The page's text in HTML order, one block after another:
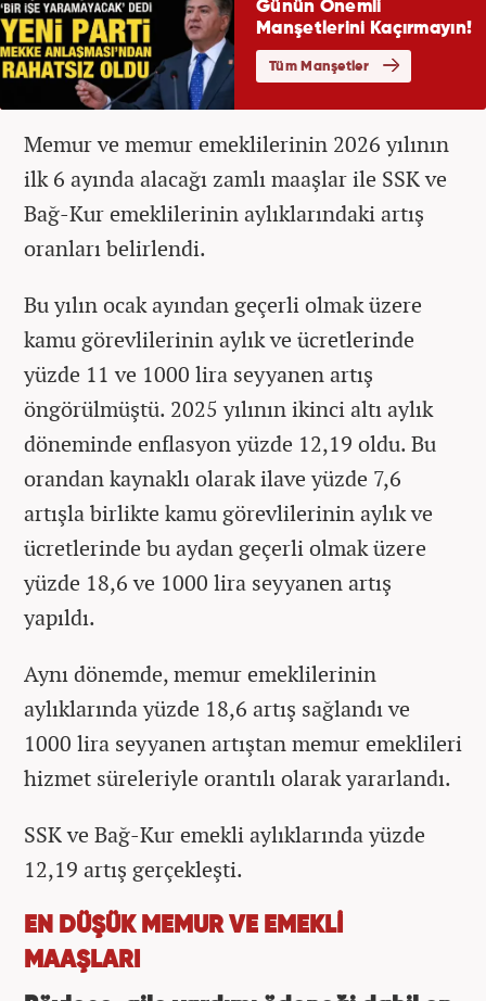
Memur ve memur emeklilerinin 2026 yılının
ilk 6 ayında alacağı zamlı maaşlar ile SSK ve
Bağ-Kur emeklilerinin aylıklarındaki artış
oranları belirlendi.
Bu yılın ocak ayından geçerli olmak üzere
kamu görevlilerinin aylık ve ücretlerinde
yüzde 11 ve 1000 lira seyyanen artış
öngörülmüştü. 2025 yılının ikinci altı aylık
döneminde enflasyon yüzde 12,19 oldu. Bu
orandan kaynaklı olarak ilave yüzde 7,6
artışla birlikte kamu görevlilerinin aylık ve
ücretlerinde bu aydan geçerli olmak üzere
yüzde 18,6 ve 1000 lira seyyanen artış
yapıldı.
Aynı dönemde, memur emeklilerinin
aylıklarında yüzde 18,6 artış sağlandı ve
1000 lira seyyanen artıştan memur emeklileri
hizmet süreleriyle orantılı olarak yararlandı.
SSK ve Bağ-Kur emekli aylıklarında yüzde
12,19 artış gerçekleşti.
EN DÜŞÜK MEMUR VE EMEKLİ
MAAŞLARI